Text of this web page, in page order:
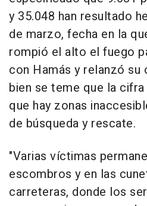
y 35.048 han resultado
de marzo, fecha en la
rompió el alto el fuego
con Hamás y relanzó su
bien se teme que la
que hay zonas
de búsqueda y rescate.
"Varias víctimas
escombros y en las
carreteras, donde los